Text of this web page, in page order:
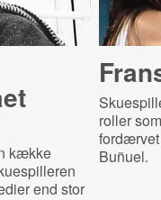
kække
end stor
roller
fordærvet
Buñuel.